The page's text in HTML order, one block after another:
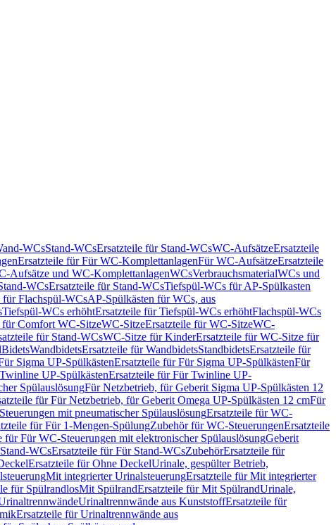
WCsStand-WCsErsatzteile für Stand-WCsWC-AufsätzeErsatzteile
Ersatzteile für Für WC-KomplettanlagenFür WC-AufsätzeErsatzteile
Aufsätze und WC-KomplettanlagenWCsVerbrauchsmaterialWCs und
WCsErsatzteile für Stand-WCsTiefspül-WCs für AP-Spülkasten
für Flachspül-WCsAP-Spülkästen für WCs, aus
Tiefspül-WCs erhöhtErsatzteile für Tiefspül-WCs erhöhtFlachspül-WCs
für Comfort WC-SitzeWC-SitzeErsatzteile für WC-SitzeWC-
für Stand-WCsWC-Sitze für KinderErsatzteile für WC-Sitze für
BidetsWandbidetsErsatzteile für WandbidetsStandbidetsErsatzteile für
Sigma UP-SpülkästenErsatzteile für Für Sigma UP-SpülkästenFür
UP-SpülkästenErsatzteile für Für Twinline UP-
SpülauslösungFür Netzbetrieb, für Geberit Sigma UP-Spülkästen 12
für Für Netzbetrieb, für Geberit Omega UP-Spülkästen 12 cmFür
mit pneumatischer SpülauslösungErsatzteile für WC-
für Für 1-Mengen-SpülungZubehör für WC-SteuerungenErsatzteile
für Für WC-Steuerungen mit elektronischer SpülauslösungGeberit
WCsErsatzteile für Für Stand-WCsZubehörErsatzteile für
Ersatzteile für Ohne DeckelUrinale, gespülter Betrieb,
Mit integrierter UrinalsteuerungErsatzteile für Mit integrierter
für SpülrandlosMit SpülrandErsatzteile für Mit SpülrandUrinale,
Urinaltrennwände aus KunststoffErsatzteile für
Ersatzteile für Urinaltrennwände aus